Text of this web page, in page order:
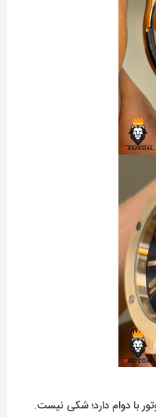
با دوام دارد؛ شکی نیست.